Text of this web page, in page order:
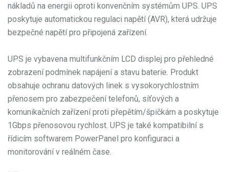
nákladů na energii oproti konvenčním systémům UPS. UPS
poskytuje automatickou regulaci napětí (AVR), která udržuje
bezpečné napětí pro připojená zařízení.
UPS je vybavena multifunkčním LCD displej pro přehledné
zobrazení podmínek napájení a stavu baterie. Produkt
obsahuje ochranu datových linek s vysokorychlostním
přenosem pro zabezpečení telefonů, síťových a
komunikačních zařízení proti přepětím/špičkám a poskytuje
1Gbps přenosovou rychlost. UPS je také kompatibilní s
řídicím softwarem PowerPanel pro konfiguraci a
monitorování v reálném čase.